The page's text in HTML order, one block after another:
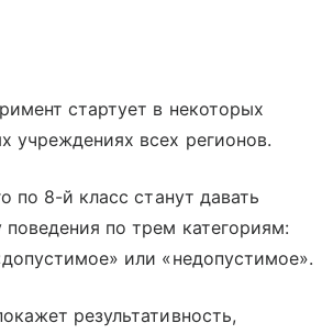
стартует в некоторых
учреждениях всех регионов.
по 8-й класс станут давать
поведения по трем категориям:
или «недопустимое».
результативность,